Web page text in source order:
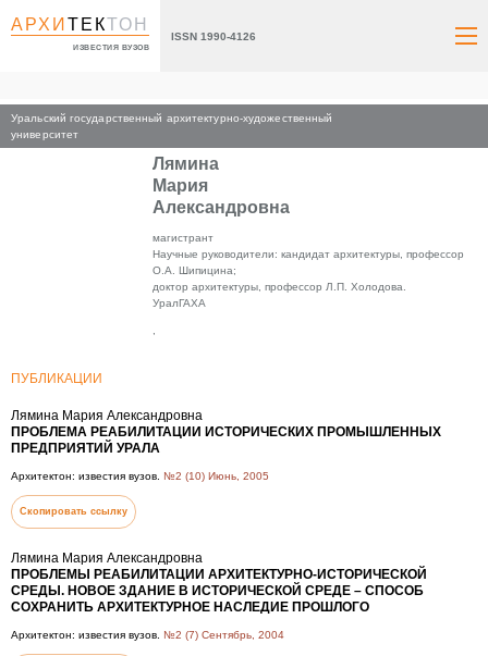
АРХИТЕКТОН
ИЗВЕСТИЯ ВУЗОВ
ISSN 1990-4126
Уральский государственный архитектурно-художественный
университет
Главная
Лямина
Мария
Александровна
магистрант
Научные руководители: кандидат архитектуры, профессор
О.А. Шипицина;
доктор архитектуры, профессор Л.П. Холодова.
УралГАХА
ПУБЛИКАЦИИ
Лямина Мария Александровна
ПРОБЛЕМА РЕАБИЛИТАЦИИ ИСТОРИЧЕСКИХ ПРОМЫШЛЕННЫХ
ПРЕДПРИЯТИЙ УРАЛА
Архитектон: известия вузов. №2 (10) Июнь, 2005
Скопировать ссылку
Лямина Мария Александровна
ПРОБЛЕМЫ РЕАБИЛИТАЦИИ АРХИТЕКТУРНО-ИСТОРИЧЕСКОЙ
СРЕДЫ. НОВОЕ ЗДАНИЕ В ИСТОРИЧЕСКОЙ СРЕДЕ – СПОСОБ
СОХРАНИТЬ АРХИТЕКТУРНОЕ НАСЛЕДИЕ ПРОШЛОГО
Архитектон: известия вузов. №2 (7) Сентябрь, 2004